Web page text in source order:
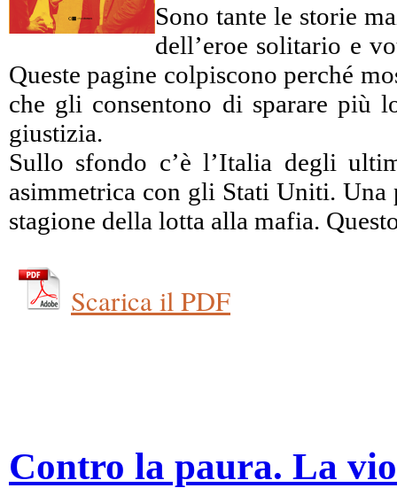
Sono tante le storie
dell’eroe solitario e
Queste pagine colpiscono perché
che gli consentono di sparare più
giustizia.
Sullo sfondo c’è l’Italia degli
asimmetrica con gli Stati Uniti. Una
stagione della lotta alla mafia.
Scarica il PDF
Contro la paura. La